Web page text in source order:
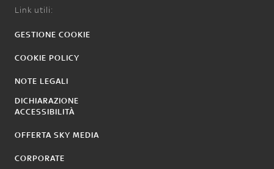
Link utili:
GESTIONE COOKIE
COOKIE POLICY
NOTE LEGALI
DICHIARAZIONE
ACCESSIBILITÀ
OFFERTA SKY MEDIA
CORPORATE